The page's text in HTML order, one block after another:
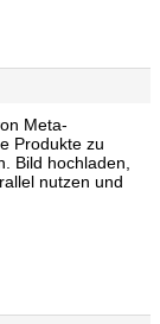
Meta-
Produkte zu
Bild hochladen,
nutzen und